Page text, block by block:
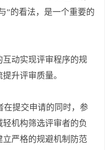
”的看法，是一个重要的
动实现评审程序的规
升评审质量。
在提交申请的同时，参
机构筛选评审者的负
严格的规避机制防范